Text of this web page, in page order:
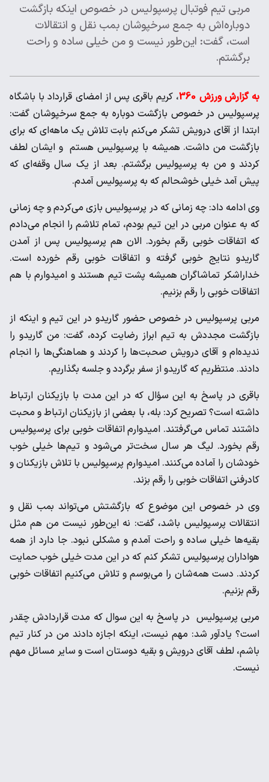
مربی تیم فوتبال پرسپولیس در خصوص اینکه بازگشت‌
دوباره‌اش به جمع سرخپوشان بمب نقل و انتقالات
است، گفت: این‌طور نیست و من خیلی ساده و راحت
برگشتم.
به گزارش ورزش 360
، کریم باقری پس از امضای قرارداد با باشگاه
پرسپولیس در خصوص بازگشت دوباره به جمع سرخپوشان گفت:
ابتدا از آقای درویش تشکر می‌کنم بابت تلاش یک ماهه‌ای که برای
بازگشت من داشت. همیشه با پرسپولیس هستم و ایشان لطف
کردند و من به پرسپولیس برگشتم. بعد از یک سال وقفه‌ای که
پیش آمد خیلی خوشحالم که به پرسپولیس آمدم.
وی ادامه داد: چه زمانی که در پرسپولیس بازی می‌کردم و چه زمانی
که به عنوان مربی در این تیم بودم، تمام تلاشم را انجام می‌دادم
که اتفاقات خوبی رقم بخورد. الان هم پرسپولیس پس از آمدن
گاریدو نتایج خوبی گرفته و اتفاقات خوبی رقم خورده است.
خداراشکر تماشاگران همیشه پشت تیم هستند و امیدوارم با هم
اتفاقات خوبی را رقم بزنیم.
مربی پرسپولیس در خصوص حضور گاریدو در این تیم و اینکه از
بازگشت‌ مجددش به تیم ابراز رضایت کرده، گفت: من گاریدو را
ندیده‌‌ام و آقای درویش صحبت‌ها را کردند و هماهنگی‌ها را انجام
دادند. منتظریم که گاریدو از سفر برگردد و جلسه‌ بگذاریم.
باقری در پاسخ به این سؤال که در این مدت با بازیکنان ارتباط
داشته است؟ تصریح کرد: بله، با بعضی از بازیکنان ارتباط و محبت
داشتند تماس می‌گرفتند. امیدوارم اتفاقات خوبی برای پرسپولیس
رقم بخورد. لیگ هر سال سخت‌تر می‌شود و تیم‌ها خیلی خوب
خودشان را آماده می‌کنند. امیدوارم پرسپولیس با تلاش بازیکنان و
کادرفنی اتفاقات خوبی را رقم بزند.
وی در خصوص این موضوع که بازگشتش می‌تواند بمب نقل و
انتقالات پرسپولیس باشد، گفت: نه این‌طور نیست من هم مثل
بقیه‌ها خیلی ساده و راحت آمدم و مشکلی نبود. جا دارد از همه
هواداران پرسپولیس تشکر کنم که در این مدت خیلی خوب حمایت
کردند. دست همه‌شان را می‌بوسم و تلاش می‌کنیم اتفاقات خوبی
رقم بزنیم.
مربی پرسپولیس در پاسخ به این سوال که مدت قراردادش چقدر
است؟ یادآور شد: مهم نیست، اینکه اجازه دادند من در کنار تیم
باشم، لطف آقای درویش و بقیه دوستان است و سایر مسائل مهم
نیست.